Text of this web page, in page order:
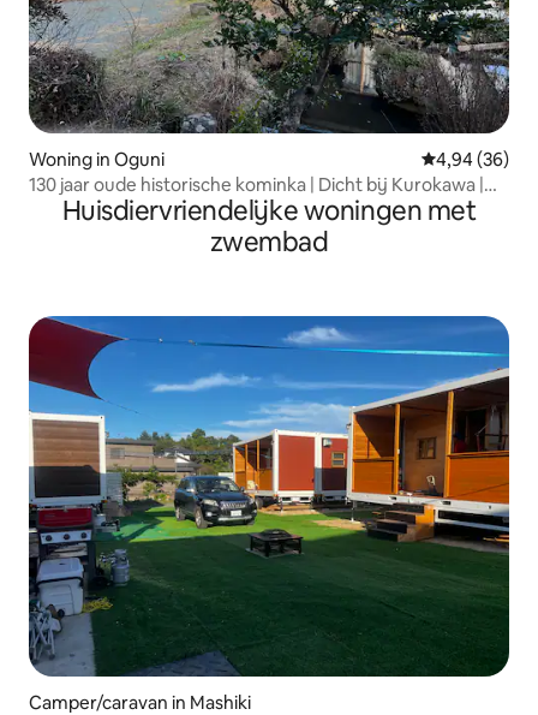
Woning in Oguni Gemiddelde
4,94 (36)
130 jaar oude historische kominka | Dicht bij Kurokawa |
GidsHuisdiervriendelijke woningen met
zwembad
Camper/caravan in Mashiki